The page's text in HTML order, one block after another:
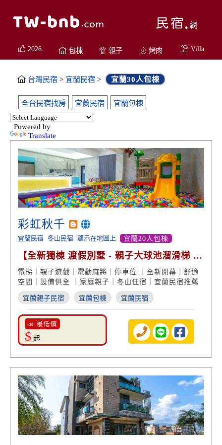
2026 包棟 親子 烤肉 Villa
台灣民宿 > 宜蘭民宿 > 宜蘭30人包棟
全台民宿找房 宜蘭民宿 宜蘭包棟
Powered by
Translate
彩虹秋千
宜蘭民宿 冬山民宿 顯示在地圖上 宜蘭20人包棟
【全新獨棟 渡假別墅 - 親子大球池溜滑梯 烤
肉戲水玩樂】
電梯｜親子遊戲｜電動麻將｜停車位 ｜全新開幕｜舒適
空間｜設備俱全 ｜家庭親子｜冬山住宿｜宜蘭民宿推薦
宜蘭親子民宿 宜蘭包棟 宜蘭民宿
📣 最低價
$ 起